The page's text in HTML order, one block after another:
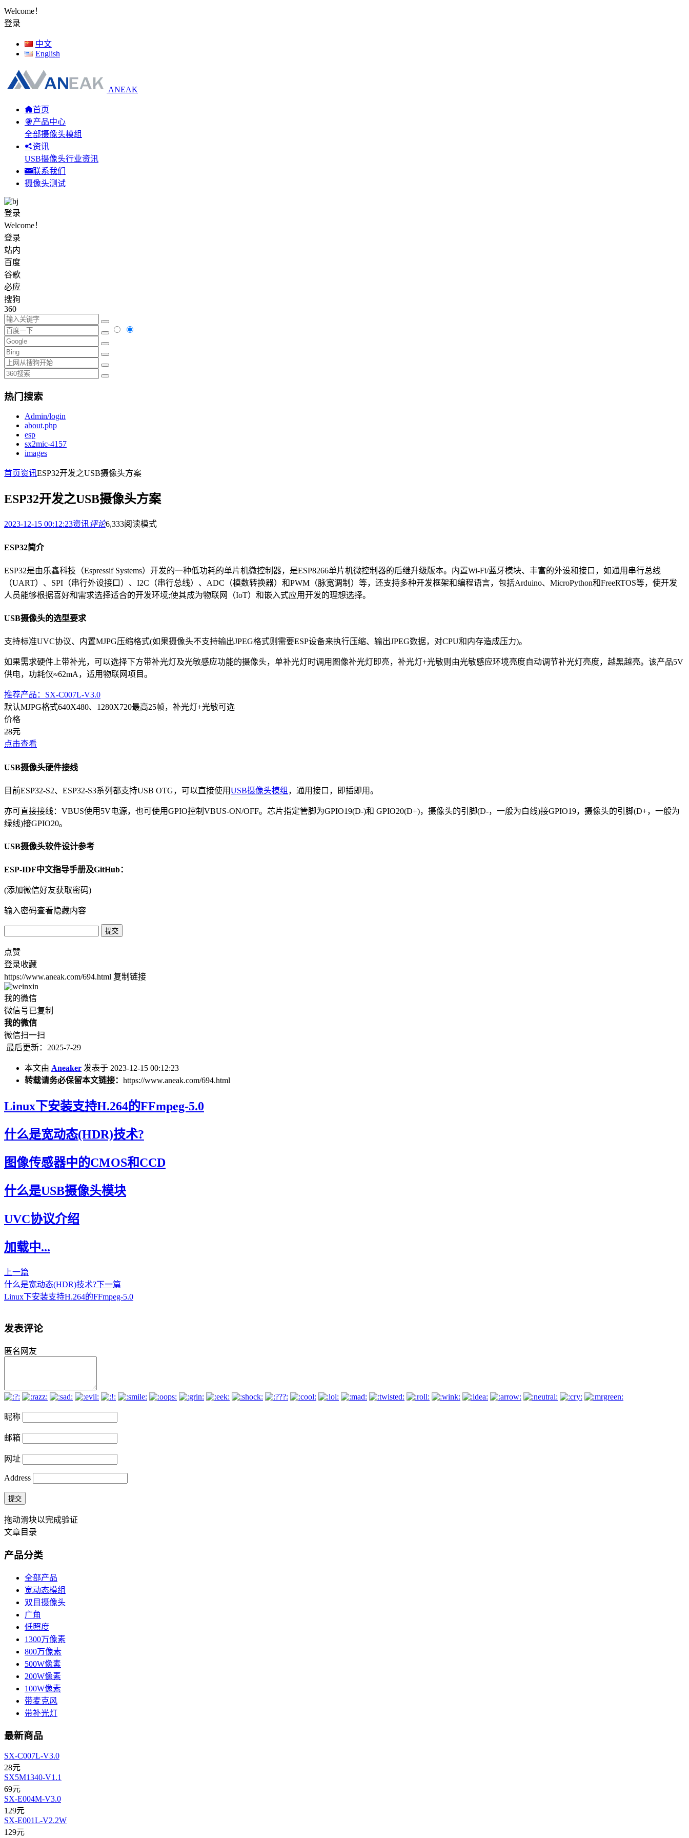
Welcome！
登录
中文
English
ANEAK
首页
产品中心
全部摄像头模组
资讯
USB摄像头行业资讯
联系我们
摄像头测试
登录
Welcome！
登录
站内
百度
谷歌
必应
搜狗
360
热门搜索
Admin/login
about.php
esp
sx2mic-4157
images
首页资讯ESP32开发之USB摄像头方案
ESP32开发之USB摄像头方案
2023-12-15 00:12:23资讯评论6,333阅读模式
ESP32简介
ESP32是由乐鑫科技（Espressif Systems）开发的一种低功耗的单片机微控制器，是ESP8266单片机微控制器的后继升级版本。内置Wi-Fi/蓝牙模块、丰富的外设和接口，如通用串行总线
（UART）、SPI（串行外设接口）、I2C（串行总线）、ADC（模数转换器）和PWM（脉宽调制）等，还支持多种开发框架和编程语言，包括Arduino、MicroPython和FreeRTOS等，使开发
人员能够根据喜好和需求选择适合的开发环境;使其成为物联网（IoT）和嵌入式应用开发的理想选择。
USB摄像头的选型要求
支持标准UVC协议、内置MJPG压缩格式(如果摄像头不支持输出JPEG格式则需要ESP设备来执行压缩、输出JPEG数据，对CPU和内存造成压力)。
如果需求硬件上带补光，可以选择下方带补光灯及光敏感应功能的摄像头，单补光灯时调用图像补光灯即亮，补光灯+光敏则由光敏感应环境亮度自动调节补光灯亮度，越黑越亮。该产品5V
供电，功耗仅≈62mA，适用物联网项目。
推荐产品：SX-C007L-V3.0
默认MJPG格式640X480、1280X720最高25帧，补光灯+光敏可选
价格
28元
点击查看
USB摄像头硬件接线
目前ESP32-S2、ESP32-S3系列都支持USB OTG，可以直接使用USB摄像头模组 ，通用接口，即插即用。
亦可直接接线：VBUS使用5V电源，也可使用GPIO控制VBUS-ON/OFF。芯片指定管脚为GPIO19(D-)和 GPIO20(D+)，摄像头的引脚(D-，一般为白线)接GPIO19，摄像头的引脚(D+，一般为
绿线)接GPIO20。
USB摄像头软件设计参考
ESP-IDF中文指导手册及GitHub：
(添加微信好友获取密码)
输入密码查看隐藏内容
点赞
登录收藏
https://www.aneak.com/694.html 复制链接
我的微信
微信号已复制
我的微信
微信扫一扫
最后更新：2025-7-29
本文由 Aneaker 发表于 2023-12-15 00:12:23
转载请务必保留本文链接： https://www.aneak.com/694.html
Linux下安装支持H.264的FFmpeg-5.0
什么是宽动态(HDR)技术?
图像传感器中的CMOS和CCD
什么是USB摄像头模块
UVC协议介绍
加载中...
上一篇
什么是宽动态(HDR)技术?下一篇
Linux下安装支持H.264的FFmpeg-5.0
发表评论
匿名网友
昵称
邮箱
网址
Address
提交
拖动滑块以完成验证
文章目录
产品分类
全部产品
宽动态模组
双目摄像头
广角
低照度
1300万像素
800万像素
500W像素
200W像素
100W像素
带麦克风
带补光灯
最新商品
SX-C007L-V3.0
28元
SX5M1340-V1.1
69元
SX-E004M-V3.0
129元
SX-E001L-V2.2W
129元